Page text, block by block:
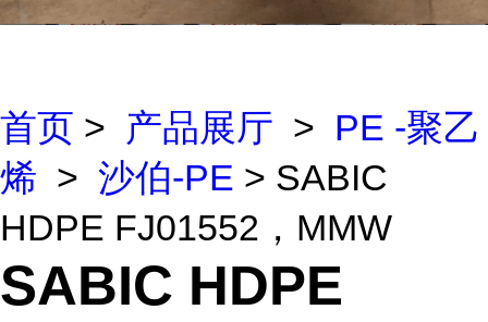
首页 > 产品展厅 > PE -聚乙
烯 > 沙伯-PE > SABIC
HDPE FJ01552，MMW
SABIC HDPE